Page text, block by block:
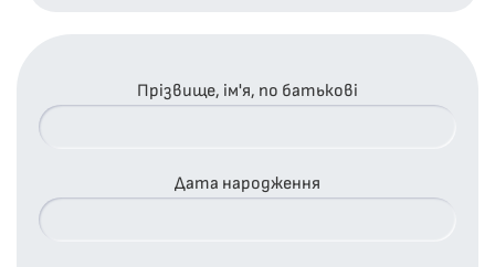
Прізвище, ім'я, по батькові
Дата народження